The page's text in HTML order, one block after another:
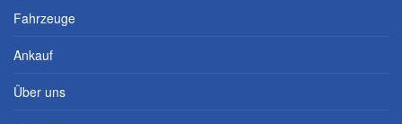
Fahrzeuge
Ankauf
Über uns